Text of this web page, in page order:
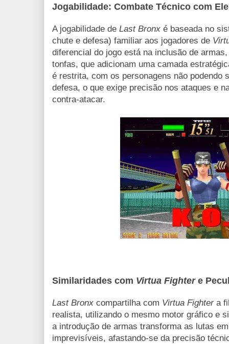
Jogabilidade: Combate Técnico com
A jogabilidade de Last Bronx é baseada no
chute e defesa) familiar aos jogadores de
diferencial do jogo está na inclusão de
tonfas, que adicionam uma camada
é restrita, com os personagens não podendo
defesa, o que exige precisão nos ataques e
contra-atacar.
Similaridades com Virtua Fightere
Last Bronx compartilha com Virtua Fighter a
realista, utilizando o mesmo motor gráfico e
a introdução de armas transforma as lutas
imprevisíveis, afastando-se da precisão